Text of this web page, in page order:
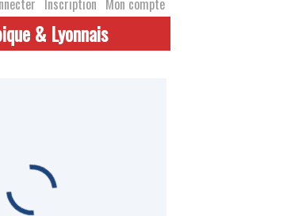
Inscription Mon compte
& Lyonnais